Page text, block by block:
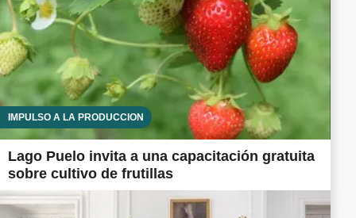
IMPULSO A LA PRODUCCIÓN
Lago Puelo invita a una capacitación gratuita
sobre cultivo de frutillas